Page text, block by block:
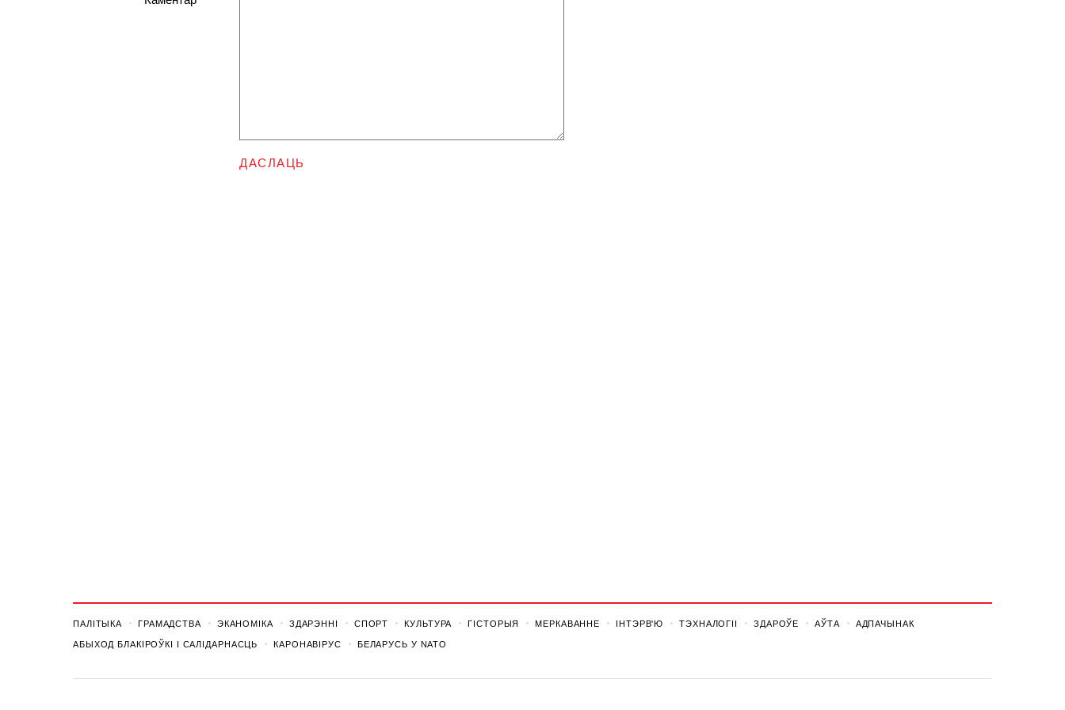
ДАСЛАЦЬ
ПАЛІТЫКА ГРАМАДСТВА ЭКАНОМІКА ЗДАРЭННI СПОРТ КУЛЬТУРА ГІСТОРЫЯ МЕРКАВАННЕ ІНТЭРВ'Ю ТЭХНАЛОГІІ ЗДАРОЎЕ АЎТА АДПАЧЫНАК
АБЫХОД БЛАКІРОЎКІ І САЛІДАРНАСЦЬ КАРОНАВІРУС БЕЛАРУСЬ У NATO